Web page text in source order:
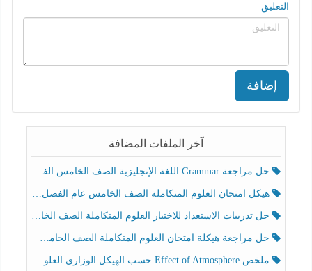
التعليق
إضافة
آخر الملفات المضافة
حل مراجعة Grammar اللغة الإنجليزية الصف الخامس الفصل الثالث
هيكل امتحان العلوم المتكاملة الصف الخامس عام الفصل الدراسي الثالث 2025-2026
حل تدريبات الاستعداد للاختبار العلوم المتكاملة الصف الخامس عام الفصل الثالث
حل مراجعة هيكلة امتحان العلوم المتكاملة الصف الخامس انسبير الفصل الثالث
ملخص Effect of Atmosphere حسب الهيكل الوزاري العلوم المتكاملة الصف الخامس انسبير الفصل الثالث